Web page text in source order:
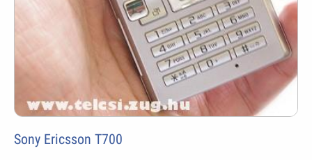
Sony Ericsson T700